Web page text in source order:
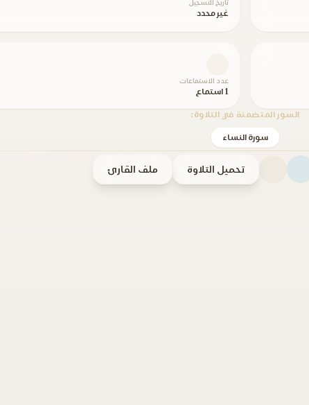
تاريخ التسجيل
غير محدد
عدد الاستماعات
1 استماع
السور المتضمنة في التلاوة:
سورة النساء
تحميل التلاوة ملف القارئ